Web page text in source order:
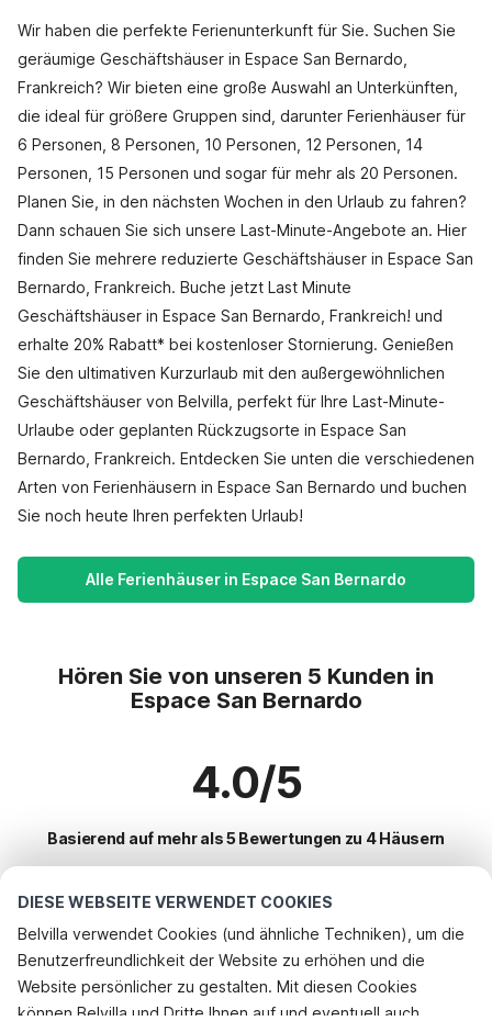
DIESE WEBSEITE VERWENDET COOKIES
Belvilla verwendet Cookies (und ähnliche Techniken), um die
Benutzerfreundlichkeit der Website zu erhöhen und die
Website persönlicher zu gestalten. Mit diesen Cookies
können Belvilla und Dritte Ihnen auf und eventuell auch
Wir haben die perfekte Ferienunterkunft für Sie. Suchen Sie
geräumige Geschäftshäuser in Espace San Bernardo,
Frankreich? Wir bieten eine große Auswahl an Unterkünften,
die ideal für größere Gruppen sind, darunter Ferienhäuser für
6 Personen, 8 Personen, 10 Personen, 12 Personen, 14
Personen, 15 Personen und sogar für mehr als 20 Personen.
Planen Sie, in den nächsten Wochen in den Urlaub zu fahren?
Dann schauen Sie sich unsere Last-Minute-Angebote an. Hier
finden Sie mehrere reduzierte Geschäftshäuser in Espace San
Bernardo, Frankreich. Buche jetzt Last Minute
Geschäftshäuser in Espace San Bernardo, Frankreich! und
erhalte 20% Rabatt* bei kostenloser Stornierung. Genießen
Sie den ultimativen Kurzurlaub mit den außergewöhnlichen
Geschäftshäuser von Belvilla, perfekt für Ihre Last-Minute-
Urlaube oder geplanten Rückzugsorte in Espace San
Bernardo, Frankreich. Entdecken Sie unten die verschiedenen
Arten von Ferienhäusern in Espace San Bernardo und buchen
Sie noch heute Ihren perfekten Urlaub!
Alle Ferienhäuser in Espace San Bernardo
Hören Sie von unseren 5 Kunden in
Espace San Bernardo
4.0/5
Basierend auf mehr als 5 Bewertungen zu 4 Häusern
Beliebteste Reiseziele für Urlaub
Beliebte Ausstattungen für Urlaub in Espace san bernardo
Ferienhaus auf einem Ferienpark
Top-Regionen mit Top-Annehmlichkeiten für den Urlaub